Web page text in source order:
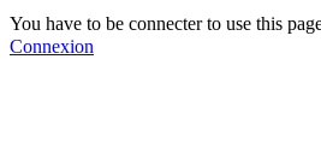
You have to be connecter to use this
Connexion